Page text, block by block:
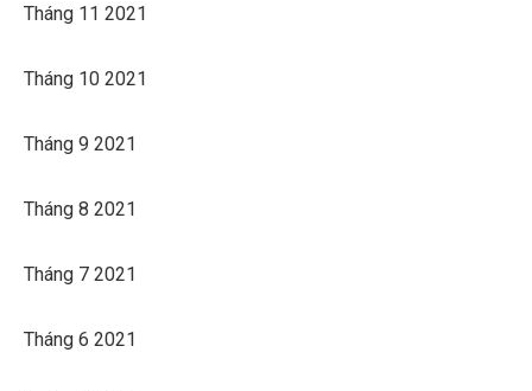
Tháng 11 2021
Tháng 10 2021
Tháng 9 2021
Tháng 8 2021
Tháng 7 2021
Tháng 6 2021